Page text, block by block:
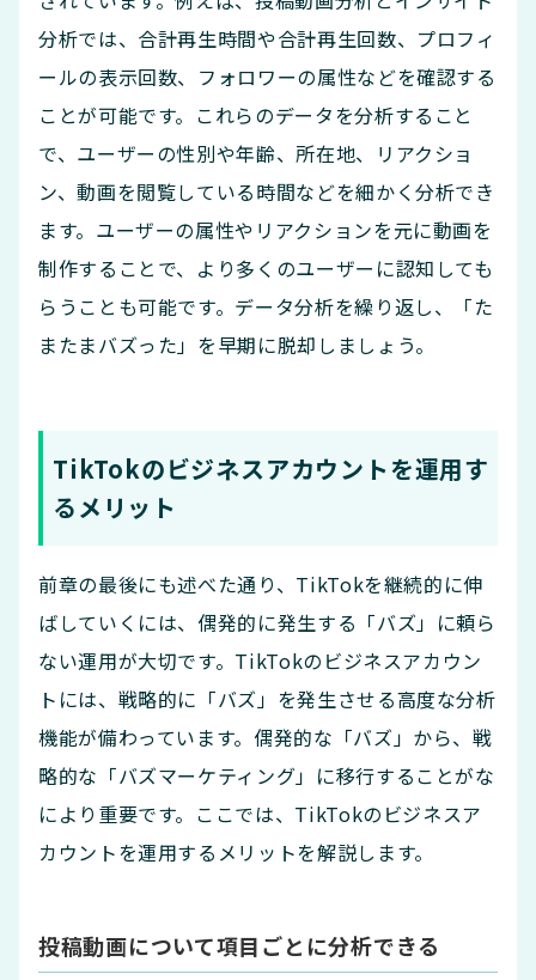
分析では、合計再生時間や合計再生回数、プロフィ
ールの表示回数、フォロワーの属性などを確認する
ことが可能です。これらのデータを分析すること
で、ユーザーの性別や年齢、所在地、リアクショ
ン、動画を閲覧している時間などを細かく分析でき
ます。ユーザーの属性やリアクションを元に動画を
制作することで、より多くのユーザーに認知しても
らうことも可能です。データ分析を繰り返し、「た
またまバズった」を早期に脱却しましょう。
TikTokのビジネスアカウントを運用す
るメリット
前章の最後にも述べた通り、TikTokを継続的に伸
ばしていくには、偶発的に発生する「バズ」に頼ら
ない運用が大切です。TikTokのビジネスアカウン
トには、戦略的に「バズ」を発生させる高度な分析
機能が備わっています。偶発的な「バズ」から、戦
略的な「バズマーケティング」に移行することがな
により重要です。ここでは、TikTokのビジネスア
カウントを運用するメリットを解説します。
投稿動画について項目ごとに分析できる